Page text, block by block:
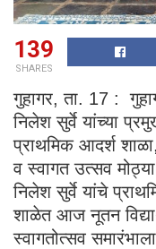
139
SHARES
गुहागर, ता. 17 :
निलेश सुर्वे यांच्या
प्राथमिक आदर्श
व स्वागत उत्सव
निलेश सुर्वे यांचे
शाळेत आज नूतन
स्वागतोत्सव